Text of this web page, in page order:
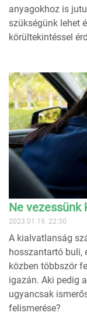
anyagokhoz is
szükségünk lehet
körültekintéssel
Ne vezessünk
2023.01.19. 22:30
A kialvatlanság
hosszantartó buli,
közben többször
igazán. Aki pedig
ugyancsak
felismerése?